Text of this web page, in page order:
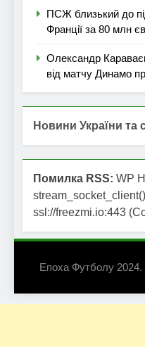
ПСЖ близький до
Франції за 80 млн
Олександр
від матчу Динамо
Новини України та
Помилка RSS: WP
ssl://freezmi.io:443
Епоха Футболу